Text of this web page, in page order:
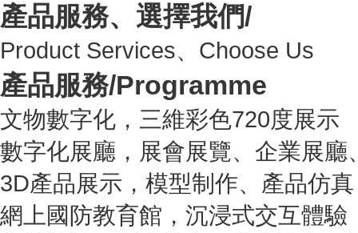
產品服務、選擇我們/
Product Services、Choose Us
產品服務/Programme
文物數字化，三維彩色720度展示
數字化展廳，展會展覽、企業展廳
3D產品展示，模型制作、產品仿真
網上國防教育館，沉浸式交互體驗